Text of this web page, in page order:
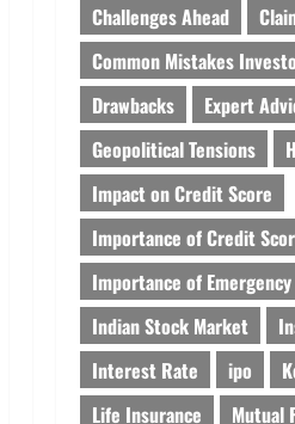
Challenges Ahead
Common Mistakes
Drawbacks
Expert
Geopolitical Tensions
Impact on Credit Score
Importance of Credit
Importance of Emergency
Indian Stock Market
Interest Rate
ipo
Life Insurance
Mutual